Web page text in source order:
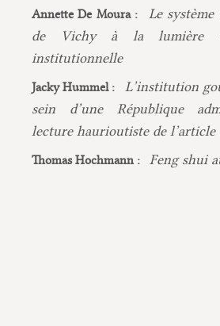
Annette De Moura :
Le
de Vichy à la lumière
institutionnelle
Jacky Hummel :
L’institution
sein d’une République
lecture haurioutiste de l’article
Thomas Hochmann : Feng shui